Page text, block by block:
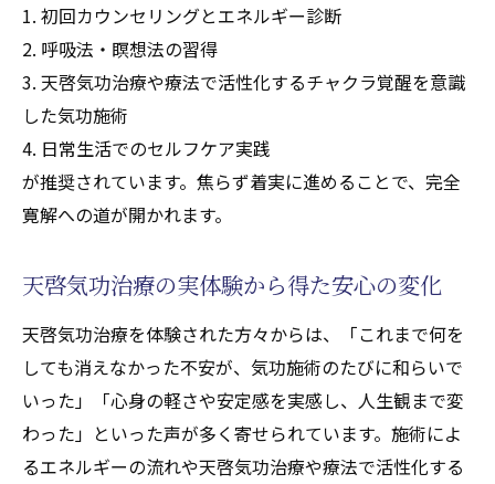
1. 初回カウンセリングとエネルギー診断
2. 呼吸法・瞑想法の習得
3. 天啓気功治療や療法で活性化するチャクラ覚醒を意識
した気功施術
4. 日常生活でのセルフケア実践
が推奨されています。焦らず着実に進めることで、完全
寛解への道が開かれます。
天啓気功治療の実体験から得た安心の変化
天啓気功治療を体験された方々からは、「これまで何を
しても消えなかった不安が、気功施術のたびに和らいで
いった」「心身の軽さや安定感を実感し、人生観まで変
わった」といった声が多く寄せられています。施術によ
るエネルギーの流れや天啓気功治療や療法で活性化する